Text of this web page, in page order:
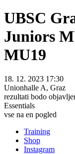
UBSC
Juniors
MU19
18. 12. 2023 17:30
Unionhalle A, Graz
rezultati bodo
Essentials
vse na en pogled
Training
Shop
Instagram